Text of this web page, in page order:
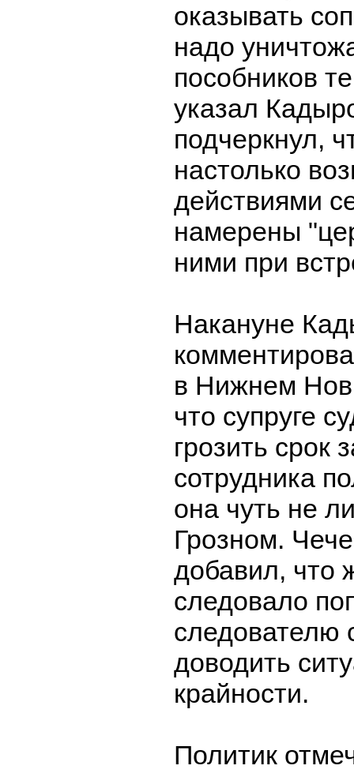
оказывать
надо
пособников
указал
подчеркнул,
настолько
действиями
намерены
ними при
Накануне
в Нижнем
что супруге
грозить срок
сотрудника
она чуть не
Грозном.
добавил, что
следовало
следователю
доводить
крайности.
Политик